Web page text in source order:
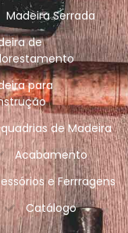
Madeira Serrada
de
para
de Madeira
Acabamento
e Ferrragens
Catálogo